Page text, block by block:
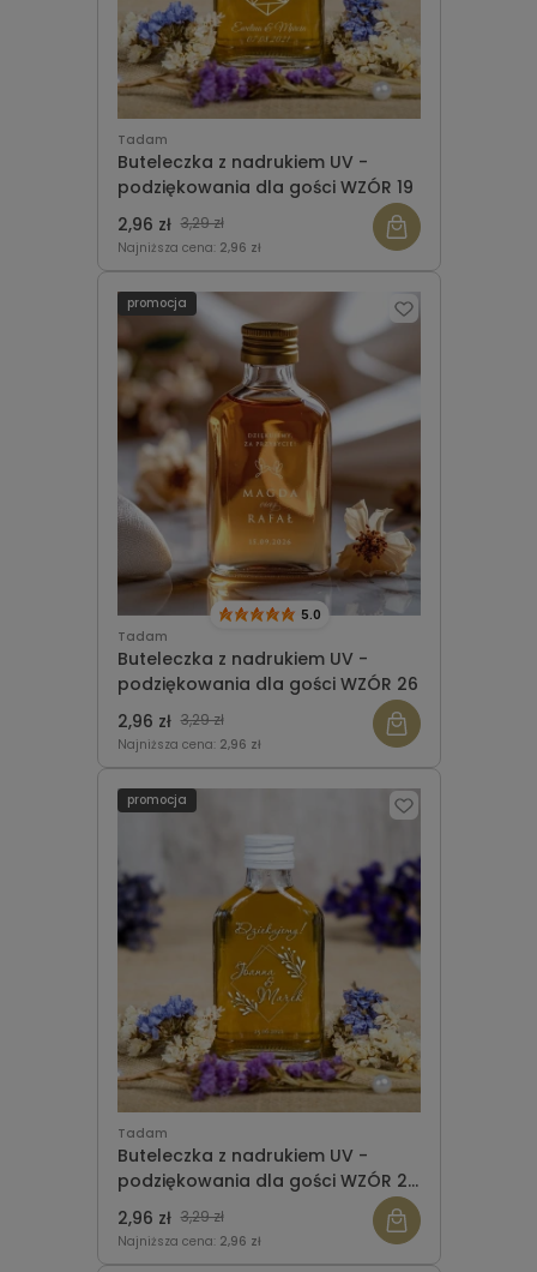
Tadam
Buteleczka z nadrukiem UV -
podziękowania dla gości WZÓR 19
2,96 zł 3,29 zł
Najniższa cena: 2,96 zł
Tadam
Buteleczka z nadrukiem UV -
podziękowania dla gości WZÓR 26
5.0
2,96 zł 3,29 zł
Najniższa cena: 2,96 zł
promocja
Tadam
Buteleczka z nadrukiem UV -
podziękowania dla gości WZÓR 27
(104)
2,96 zł 3,29 zł
Najniższa cena: 2,96 zł
promocja